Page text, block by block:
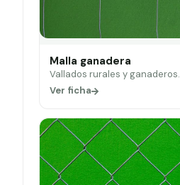
Malla ganadera
Vallados rurales y ganaderos.
Ver ficha